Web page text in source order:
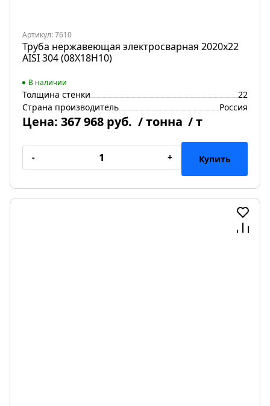
Артикул: 7610
Труба нержавеющая электросварная 2020х22
AISI 304 (08Х18Н10)
В наличии
Толщина стенки
22
Страна производитель
Россия
Цена: 367 968 руб. / тонна / т
- + Купить